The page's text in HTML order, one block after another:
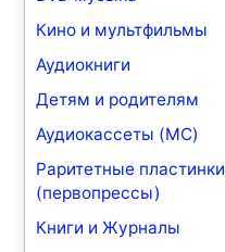
Кино и мультфильмы
Аудиокниги
Детям и родителям
Аудиокассеты (MC)
Раритетные пластинки
(первопрессы)
Книги и Журналы